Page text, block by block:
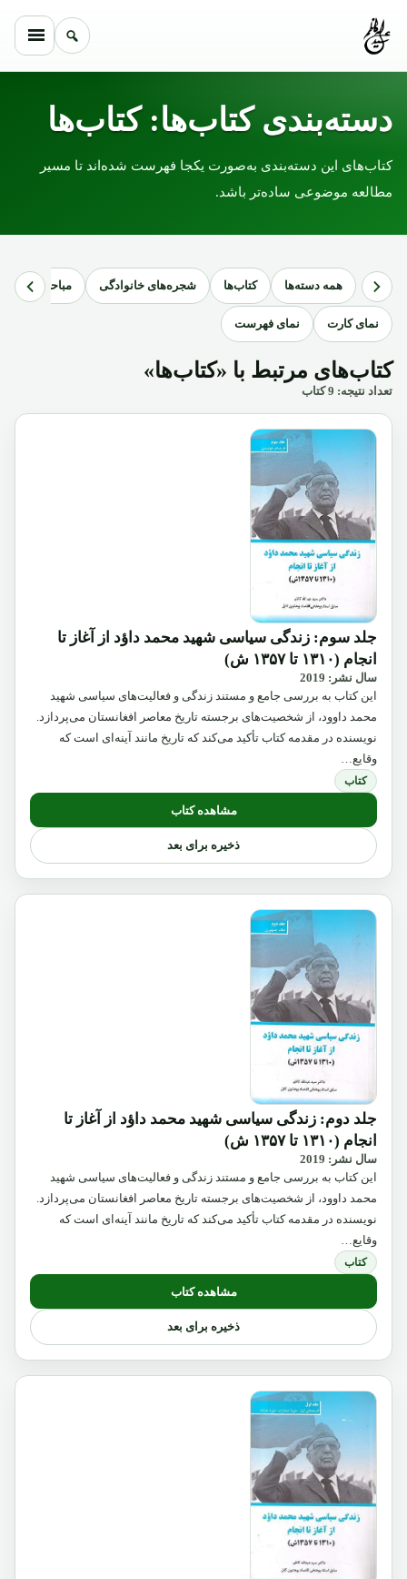
دسته‌بندی کتاب‌ها: کتاب‌ها
کتاب‌های این دسته‌بندی به‌صورت یکجا فهرست شده‌اند تا مسیر
مطالعه موضوعی ساده‌تر باشد.
همه دسته‌ها کتاب‌ها شجره‌های خانوادگی مباحث مربوط
نمای کارت نمای فهرست
کتاب‌های مرتبط با «کتاب‌ها»
تعداد نتیجه: 9 کتاب
جلد سوم: زندگی سیاسی شهید محمد داؤد از آغاز تا
انجام (۱۳۱۰ تا ۱۳۵۷ ش)
سال نشر: 2019
این کتاب به بررسی جامع و مستند زندگی و فعالیت‌های سیاسی شهید
محمد داوود، از شخصیت‌های برجسته تاریخ معاصر افغانستان می‌پردازد.
نویسنده در مقدمه کتاب تأکید می‌کند که تاریخ مانند آینه‌ای است که
وقایع…
کتاب
مشاهده کتاب
ذخیره برای بعد
جلد دوم: زندگی سیاسی شهید محمد داؤد از آغاز تا
انجام (۱۳۱۰ تا ۱۳۵۷ ش)
سال نشر: 2019
این کتاب به بررسی جامع و مستند زندگی و فعالیت‌های سیاسی شهید
محمد داوود، از شخصیت‌های برجسته تاریخ معاصر افغانستان می‌پردازد.
نویسنده در مقدمه کتاب تأکید می‌کند که تاریخ مانند آینه‌ای است که
وقایع…
کتاب
مشاهده کتاب
ذخیره برای بعد